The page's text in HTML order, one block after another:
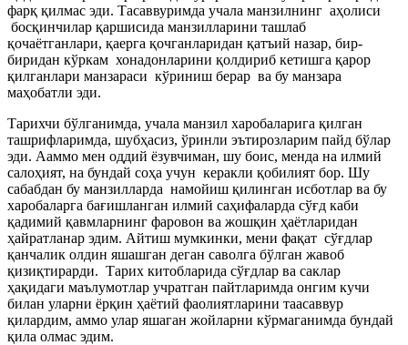
фарқ қилмас эди. Тасаввуримда учала манзилнинг аҳолиси
босқинчилар қаршисида манзилларини ташлаб
қочаётганлари, қаерга қочганларидан қатъий назар, бир-
биридан кўркам хонадонларини қолдириб кетишга қарор
қилганлари манзараси кўриниш берар ва бу манзара
маҳобатли эди.
Тарихчи бўлганимда, учала манзил харобаларига қилган
ташрифларимда, шубҳасиз, ўринли эътирозларим пайд бўлар
эди. Ааммо мен оддий ёзувчиман, шу боис, менда на илмий
салоҳият, на бундай соҳа учун керакли қобилият бор. Шу
сабабдан бу манзилларда намойиш қилинган исботлар ва бу
харобаларга бағишланган илмий саҳифаларда сўғд каби
қадимий қавмларнинг фаровон ва жошқин ҳаётларидан
ҳайратланар эдим. Айтиш мумкинки, мени фақат сўғдлар
қанчалик олдин яшашган деган саволга бўлган жавоб
қизиқтирарди. Тарих китобларида сўғдлар ва саклар
ҳақидаги маълумотлар учратган пайтларимда онгим кучи
билан уларни ёрқин ҳаётий фаолиятларини таасаввур
қилардим, аммо улар яшаган жойларни кўрмаганимда бундай
қила олмас эдим.